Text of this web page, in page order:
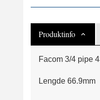
Produktinfo
Facom 3/4 pipe
Lengde 66.9mm